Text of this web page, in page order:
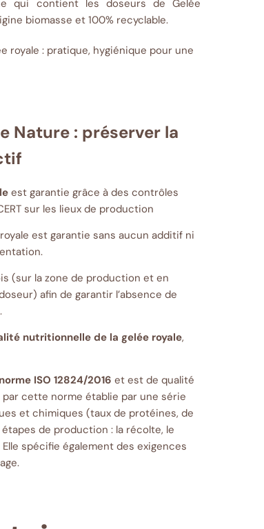
qui contient les doseurs de Gelée
biomasse et 100% recyclable.
royale : pratique, hygiénique pour une
Nature : préserver la
est garantie grâce à des contrôles
sur les lieux de production
est garantie sans aucun additif ni
(sur la zone de production et en
afin de garantir l’absence de
nutritionnelle de la gelée royale,
ISO 12824/2016 et est de qualité
cette norme établie par une série
et chimiques (taux de protéines, de
de production : la récolte, le
spécifie également des exigences